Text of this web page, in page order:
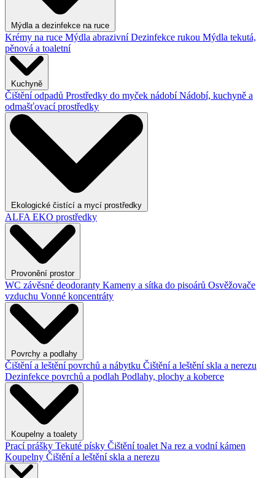
Mýdla a dezinfekce na ruce
Krémy na ruce Mýdla abrazivníDezinfekce rukou Mýdla tekutá,
pěnová a toaletní
Kuchyně
Čištění odpadů Prostředky do myček nádobíNádobí, kuchyně a
odmašťovací prostředky
Ekologické čistící a mycí prostředky
ALFA EKO prostředky
Provonění prostor
WC závěsné deodoranty Kameny a sítka do pisoárů Osvěžovače
vzduchu Vonné koncentráty
Povrchy a podlahy
Čištění a leštění povrchů a nábytku Čištění a leštění skla a nerezu
Dezinfekce povrchů a podlah Podlahy, plochy a koberce
Koupelny a toalety
Prací prášky Tekuté písky Čištění toalet Na rez a vodní kámen
Koupelny Čištění a leštění skla a nerezu